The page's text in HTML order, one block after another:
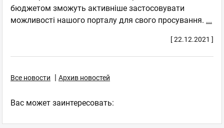
бюджетом зможуть активніше застосовувати
можливості нашого порталу для свого просування. ...
[ 22.12.2021 ]
Все новости | Архив новостей
Ваc может заинтересовать: